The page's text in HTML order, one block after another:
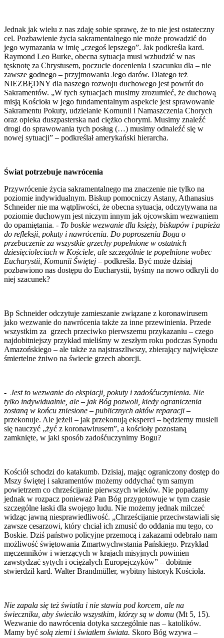
Jednak jak wielu z nas zdaję sobie sprawę, że to nie jest ostateczny
cel. Pozbawienie życia sakramentalnego nie może prowadzić do
jego wymazania w imię „czegoś lepszego”. Jak podkreśla kard.
Raymond Leo Burke, obecna sytuacja musi wzbudzić w nas
tęsknotę za Chrystusem, poczucie docenienia i szacunku dla – nie
zawsze godnego – przyjmowania Jego darów. Dlatego też
NIEZBĘDNY dla naszego rozwoju duchowego jest powrót do
Sakramentów. „W tych sytuacjach musimy zrozumieć, że duchową
misją Kościoła w jego fundamentalnym aspekcie jest sprawowanie
Sakramentu Pokuty, udzielanie Komunii i Namaszczenia Chorych
oraz opieka duszpasterska nad ciężko chorymi. Musimy znaleźć
drogi do sprawowania tych posług (…) musimy odnaleźć się w
nowej sytuacji” – podkreślał amerykański hierarcha.
Świat potrzebuje nawrócenia
Przywrócenie życia sakramentalnego ma znaczenie nie tylko na
poziomie indywidualnym. Biskup pomocniczy Astany, Athanasius
Schneider nie ma wątpliwości, że obecna sytuacja, odczytywana na
poziomie duchowym jest niczym innym jak ojcowskim wezwaniem
do opamiętania. - To boskie wezwanie dla księży, biskupów i papieża
do refleksji, pokuty i nawrócenia. Do poproszenia Boga o
przebaczenie za wszystkie grzechy popełnione w ostatnich
dziesięcioleciach w Kościele, ale szczególnie te popełnione wobec
Eucharystii, Komunii Świętej – podkreśla. Być może dzisiaj
pozbawiono nas dostępu do Eucharystii, byśmy na nowo odkryli do
niej szacunek?
Bp Schneider odczytuje zamieszanie związane z koronawirusem
jako wezwanie do nawrócenia także za inne przewinienia. Przede
wszystkim za grzech przeciwko pierwszemu przykazaniu – czego
najdobitniejszy przykład mieliśmy w zeszłym roku podczas Synodu
Amazońskiego – ale także za najstraszliwszy, zbierający największe
śmiertelne żniwo na świecie grzech aborcji.
- Jest to wezwanie do ekspiacji, pokuty i zadośćuczynienia. Nie
tylko indywidualnie, ale – jak Bóg pozwoli, kiedy ograniczenia
zostaną w końcu zniesione – publicznych aktów reparacji –
przekonuje. Ale jeżeli – jak przekonują eksperci – będziemy musieli
się nauczyć „żyć z koronawirusem”, a kościoły pozostaną
zamknięte, w jaki sposób zadośćuczynimy Bogu?
Kościół schodzi do katakumb. Dzisiaj, mając ograniczony dostęp do
Mszy świętej i sakramentów możemy oddychać tym samym
powietrzem co chrześcijanie pierwszych wieków. Nie popadamy
jednak w rozpacz ponieważ Pan Bóg przygotowuje w tym czasie
szczególne łaski dla swojego ludu. Nie możemy jednak milczeć
widząc jawną niesprawiedliwość. „Chrześcijanie przeciwstawiali się
zawsze cesarzowi, który chciał ich zmusić do oddania mu tego, co
Boskie. Dziś państwo policyjne przemocą i zakazami odebrało nam
możliwość świętowania Zmartwychwstania Pańskiego. Przykład
męczenników i wierzących w krajach misyjnych powinien
zawstydzać sytych i ociężałych Europejczyków” – dobitnie
stwierdził kard. Walter Brandmüller, wybitny historyk Kościoła.
Nie zapala się też światła i nie stawia pod korcem, ale na
świeczniku, aby świeciło wszystkim, którzy są w domu (Mt 5, 15).
Wezwanie do nawrócenia dotyka szczególnie nas – katolików.
Mamy być solą ziemi i światłem świata. Skoro Bóg wzywa –